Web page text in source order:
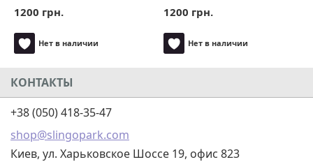
1200 грн.
Нет в наличии
1200 грн.
Нет в наличии
КОНТАКТЫ
+38 (050) 418-35-47
shop@slingopark.com
Киев, ул. Харьковское Шоссе 19, офис 823